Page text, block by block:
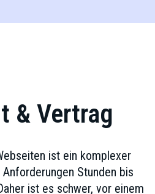
& Vertrag
ist ein komplexer
Stunden bis
ist es schwer, vor einem